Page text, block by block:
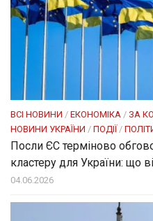
ВСІ НОВИНИ / ЕКОНОМІКА / ЗА
НОВИНИ УКРАЇНИ / ПОДІЇ /
Посли ЄC терміново
кластеру для України: що
04.06.2026